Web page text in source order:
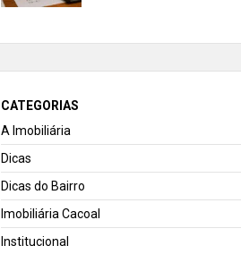
CATEGORIAS
A Imobiliária
Dicas
Dicas do Bairro
Imobiliária Cacoal
Institucional